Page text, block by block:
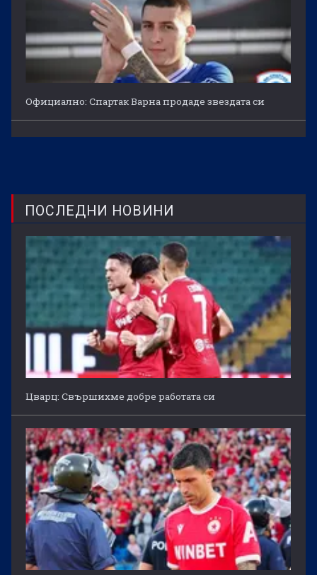
Официално: Спартак Варна продаде звездата си
ПОСЛЕДНИ НОВИНИ
Цварц: Свършихме добре работата си